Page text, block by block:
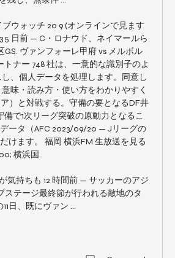
ウォッチ 20 9 (オンラインで見ます
5 日前 — C・ロナウド、ネイマールら
ヴァンフォーレ甲府 vs メルボル
ナー 748 社は、一意的な識別子のよ
、個人データを処理します。同意し
味・読み方・使い方をわかりやすく
）と対戦する。守備の要となるDF井
で1次リーグ突破の原動力となるこ
ータ（AFC 2023/09/20 — Jリーグの
けます。 福岡 横浜FM 生放送を見る
横浜国.
気持ちも 12 時間前 — サッカーのアジ
テージ最終節が行われる敵地のタ
日、既にヴァン ...